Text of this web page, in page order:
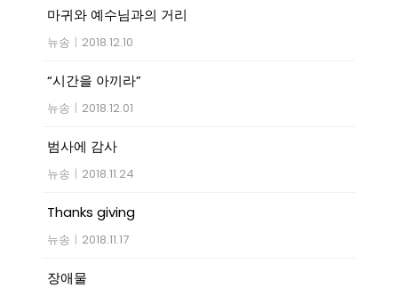
마귀와 예수님과의 거리
뉴송 | 2018.12.10
“시간을 아끼라”
뉴송 | 2018.12.01
범사에 감사
뉴송 | 2018.11.24
Thanks giving
뉴송 | 2018.11.17
장애물